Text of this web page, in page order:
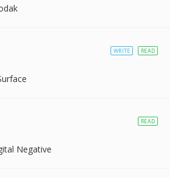
WRITE READ
Negative
READ